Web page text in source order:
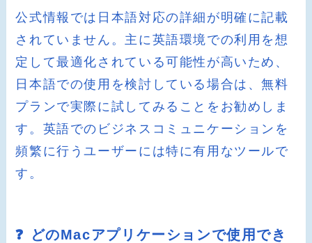
公式情報では日本語対応の詳細が明確に記載
されていません。主に英語環境での利用を想
定して最適化されている可能性が高いため、
日本語での使用を検討している場合は、無料
プランで実際に試してみることをお勧めしま
す。英語でのビジネスコミュニケーションを
頻繁に行うユーザーには特に有用なツールで
す。
❓ どのMacアプリケーションで使用でき